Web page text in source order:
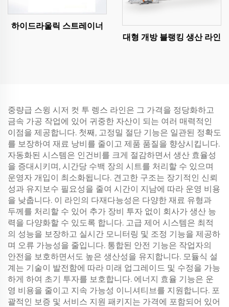
하이드라울릭 스트레이너
대형 개방 블랭킹 생산 라인
중량급 스윙 시저 컷 투 렝스 라인은 그 가격을 정당화하고
금속 가공 작업에 있어 귀중한 자산이 되는 여러 매력적인
이점을 제공합니다. 첫째, 고정밀 절단 기능은 일관된 정확도
를 보장하여 재료 낭비를 줄이고 제품 품질을 향상시킵니다.
자동화된 시스템은 인건비를 크게 절감하면서 생산 효율성
을 증대시키며, 시간당 수백 장의 시트를 처리할 수 있으며
운영자 개입이 최소화됩니다. 견고한 구조는 장기적인 신뢰
성과 유지보수 필요성을 줄여 시간이 지남에 따라 운영 비용
을 낮춥니다. 이 라인의 다재다능성은 다양한 재료 유형과
두께를 처리할 수 있어 추가 장비 투자 없이 회사가 생산 능
력을 다양화할 수 있도록 합니다. 고급 제어 시스템은 최적
의 성능을 보장하고 실시간 모니터링 및 조정 기능을 제공하
며 오류 가능성을 줄입니다. 통합된 안전 기능은 작업자의
안전을 보호하면서도 높은 생산성을 유지합니다. 모듈식 설
계는 기술이 발전함에 따라 미래 업그레이드 및 수정을 가능
하게 하여 초기 투자를 보호합니다. 에너지 효율 기능은 운
영 비용을 줄이고 지속 가능성 이니셔티브를 지원합니다. 포
괄적인 보증 및 서비스 지원 패키지는 가격에 포함되어 있어